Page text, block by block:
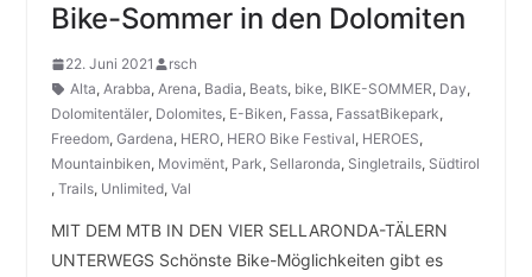
Bike-Sommer in den Dolomiten
22. Juni 2021
rsch
Alta, Arabba, Arena, Badia, Beats, bike, BIKE-SOMMER, Day,
Dolomitentäler, Dolomites, E-Biken, Fassa, FassatBikepark,
Freedom, Gardena, HERO, HERO Bike Festival, HEROES,
Mountainbiken, Movimënt, Park, Sellaronda, Singletrails, Südtirol
, Trails, Unlimited, Val
MIT DEM MTB IN DEN VIER SELLARONDA-TÄLERN
UNTERWEGS Schönste Bike-Möglichkeiten gibt es